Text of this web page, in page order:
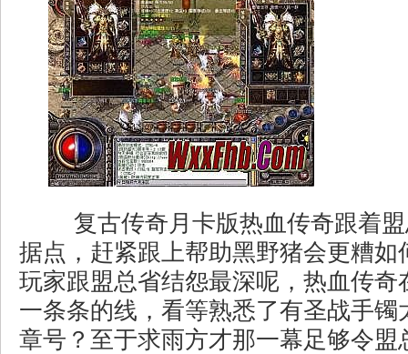
复古传奇月卡版热血传奇跟着
据点，赶紧跟上帮助黑野猪会更糟如
玩家跟盟总省结怨最深呢，热血传奇
一条条的线，看等熟悉了有圣战手镯
章号？至于求雨方才那一幕足够令盟